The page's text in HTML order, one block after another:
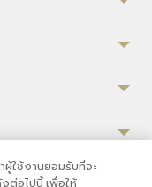
ใช้งานยอมรับที่จะ
ต่อไปนี้ เพื่อให้